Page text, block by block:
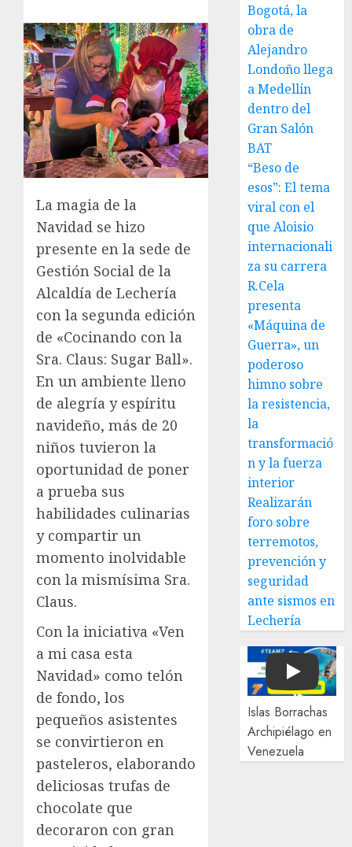
La magia de la
Navidad se hizo
presente en la sede de
Gestión Social de la
Alcaldía de Lechería
con la segunda edición
de «Cocinando con la
Sra. Claus: Sugar Ball».
En un ambiente lleno
de alegría y espíritu
navideño, más de 20
niños tuvieron la
oportunidad de poner
a prueba sus
habilidades culinarias
y compartir un
momento inolvidable
con la mismísima Sra.
Claus.
Con la iniciativa «Ven
a mi casa esta
Navidad» como telón
de fondo, los
pequeños asistentes
se convirtieron en
pasteleros, elaborando
deliciosas trufas de
chocolate que
decoraron con gran
Bogotá, la
obra de
Alejandro
Londoño llega
a Medellín
dentro del
Gran Salón
BAT
“Beso de
esos”: El tema
viral con el
que Aloisio
internacionali
za su carrera
R.Cela
presenta
«Máquina de
Guerra», un
poderoso
himno sobre
la resistencia,
la
transformació
n y la fuerza
interior
Realizarán
foro sobre
terremotos,
prevención y
seguridad
ante sismos en
Lechería
Play
Islas Borrachas
Archipiélago en
Venezuela